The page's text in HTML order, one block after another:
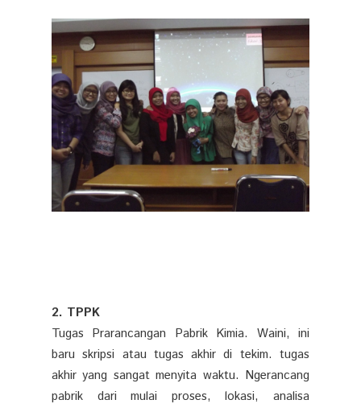
2. TPPK
Tugas Prarancangan Pabrik Kimia. Waini, ini
baru skripsi atau tugas akhir di tekim. tugas
akhir yang sangat menyita waktu. Ngerancang
pabrik dari mulai proses, lokasi, analisa